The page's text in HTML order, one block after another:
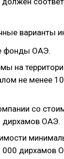
варианты
фонды ОАЭ.
на
не менее
со
дирхамов ОАЭ.
дирхамов